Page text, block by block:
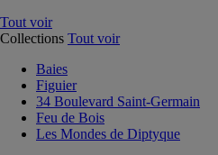
Tout voir
Collections Tout voir
Baies
Figuier
34 Boulevard Saint-Germain
Feu de Bois
Les Mondes de Diptyque